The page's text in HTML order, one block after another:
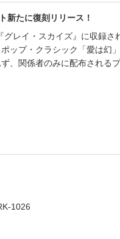
新たに復刻リリース！
レイ・スカイズ』に収録
ップ・クラシック「愛は
、関係者のみに配布され
1026